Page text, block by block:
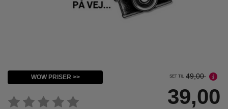
WOW PRISER >> SET TIL 49,00
39,00